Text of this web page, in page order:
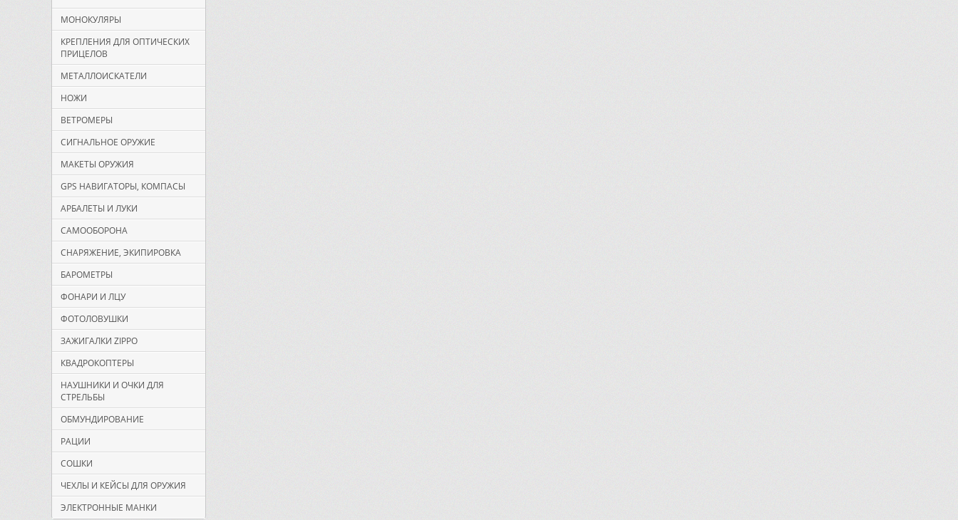
МОНОКУЛЯРЫ
КРЕПЛЕНИЯ ДЛЯ ОПТИЧЕСКИХ
ПРИЦЕЛОВ
МЕТАЛЛОИСКАТЕЛИ
НОЖИ
ВЕТРОМЕРЫ
СИГНАЛЬНОЕ ОРУЖИЕ
МАКЕТЫ ОРУЖИЯ
GPS НАВИГАТОРЫ, КОМПАСЫ
АРБАЛЕТЫ И ЛУКИ
САМООБОРОНА
СНАРЯЖЕНИЕ, ЭКИПИРОВКА
БАРОМЕТРЫ
ФОНАРИ И ЛЦУ
ФОТОЛОВУШКИ
ЗАЖИГАЛКИ ZIPPO
КВАДРОКОПТЕРЫ
НАУШНИКИ И ОЧКИ ДЛЯ
СТРЕЛЬБЫ
ОБМУНДИРОВАНИЕ
РАЦИИ
СОШКИ
ЧЕХЛЫ И КЕЙСЫ ДЛЯ ОРУЖИЯ
ЭЛЕКТРОННЫЕ МАНКИ